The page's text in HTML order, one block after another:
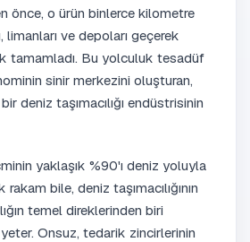
önce, o ürün binlerce kilometre
limanları ve depoları geçerek
tamamladı. Bu yolculuk tesadüf
sinir merkezini oluşturan,
deniz taşımacılığı endüstrisinin
yaklaşık %90'ı deniz yoluyla
bile, deniz taşımacılığının
temel direklerinden biri
yeter. Onsuz, tedarik zincirlerinin